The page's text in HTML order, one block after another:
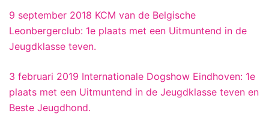
9 september 2018 KCM van de Belgische
Leonbergerclub: 1e plaats met een Uitmuntend in de
Jeugdklasse teven.
3 februari 2019 Internationale Dogshow Eindhoven: 1e
plaats met een Uitmuntend in de Jeugdklasse teven en
Beste Jeugdhond.